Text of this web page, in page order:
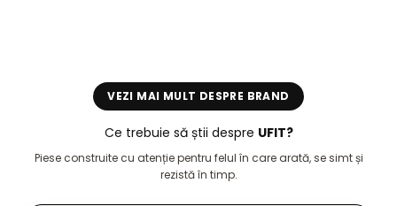
VEZI MAI MULT DESPRE BRAND
Ce trebuie să știi despre UFIT?
Piese construite cu atenție pentru felul în care arată, se simt și
rezistă în timp.